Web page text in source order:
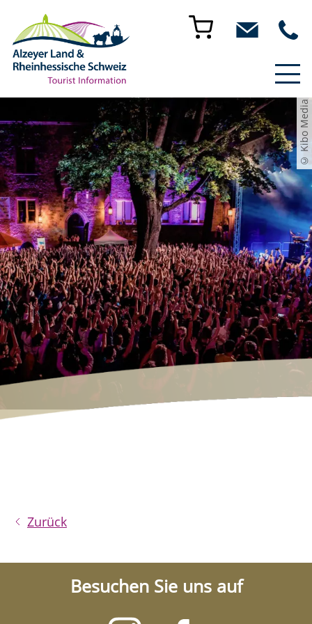
© Kibo Media
Zurück
Besuchen Sie uns auf
Besuchen
Besuchen